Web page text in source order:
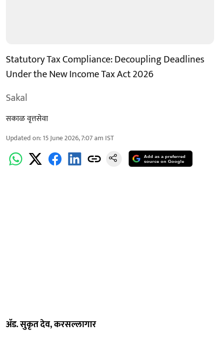
Statutory Tax Compliance: Decoupling Deadlines
Under the New Income Tax Act 2026
Sakal
सकाळ वृत्तसेवा
Updated on:15 June 2026, 7:07 am IST
Add as a preferred
source on Google
ॲड. सुकृत देव, करसल्लागार